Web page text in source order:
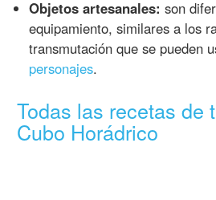
Objetos artesanales: son
equipamiento, similares a los
transmutación que se pueden
personajes.
Todas las recetas de
Cubo Horádrico